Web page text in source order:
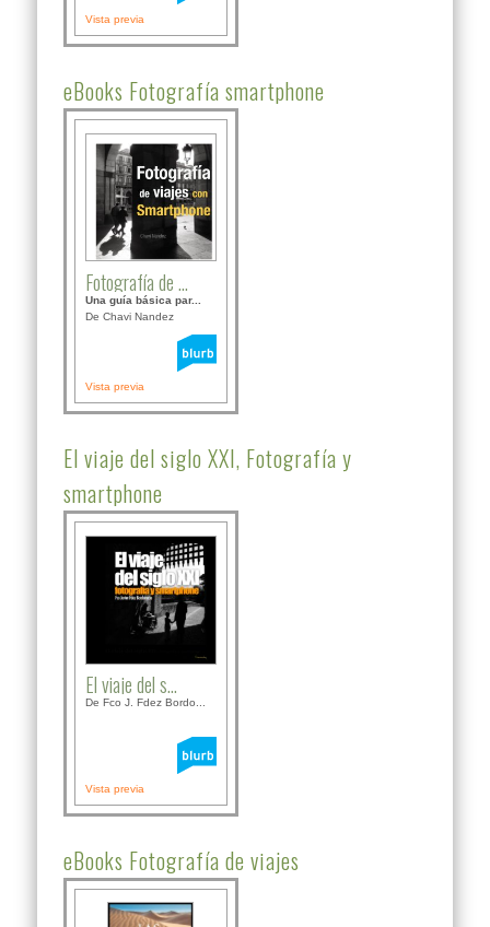
Vista previa
eBooks Fotografía smartphone
Fotografía de ...
Una guía básica par...
De Chavi Nandez
Vista previa
El viaje del siglo XXI, Fotografía y
smartphone
El viaje del s...
De Fco J. Fdez Bordo...
Vista previa
eBooks Fotografía de viajes